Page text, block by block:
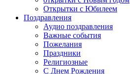
Открытки с Юбилеем
Поздравления
Аудио поздравления
Важные события
Пожелания
Праздники
Религиозные
С Днем Рождения